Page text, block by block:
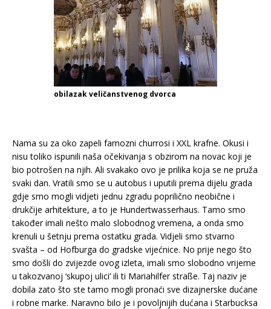
obilazak veličanstvenog dvorca
Nama su za oko zapeli famozni churrosi i XXL krafne. Okusi i
nisu toliko ispunili naša očekivanja s obzirom na novac koji je
bio potrošen na njih. Ali svakako ovo je prilika koja se ne pruža
svaki dan. Vratili smo se u autobus i uputili prema dijelu grada
gdje smo mogli vidjeti jednu zgradu poprilično neobične i
drukčije arhitekture, a to je Hundertwasserhaus. Tamo smo
također imali nešto malo slobodnog vremena, a onda smo
krenuli u šetnju prema ostatku grada. Vidjeli smo stvarno
svašta – od Hofburga do gradske vijećnice. No prije nego što
smo došli do zvijezde ovog izleta, imali smo slobodno vrijeme
u takozvanoj ‘skupoj ulici’ ili ti Mariahilfer straße. Taj naziv je
dobila zato što ste tamo mogli pronaći sve dizajnerske dućane
i robne marke. Naravno bilo je i povoljnijih dućana i Starbucksa